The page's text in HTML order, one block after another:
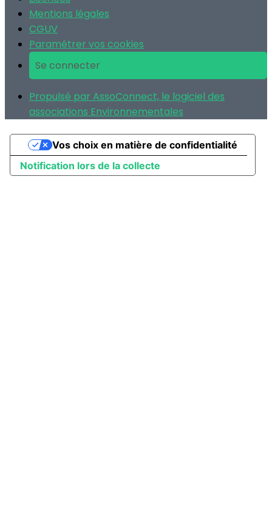
Mentions légales
CGUV
Paramétrer vos cookies
Se connecter
Propulsé par AssoConnect, le logiciel des
associations Environnementales
Notification lors de la collecte
Vos choix en matière de confidentialité